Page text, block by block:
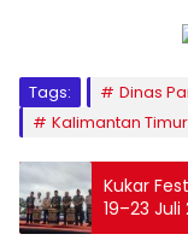
Tags: Dinas
Kalimantan Timur
Kukar
19–23
Provinsi